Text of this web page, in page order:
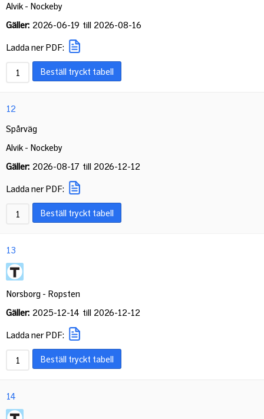
Alvik - Nockeby
Gäller: 2026-06-19 till 2026-08-16
Ladda ner PDF:
Beställ tryckt tabell
12
Spårväg
Alvik - Nockeby
Gäller: 2026-08-17 till 2026-12-12
Ladda ner PDF:
Beställ tryckt tabell
13
Norsborg - Ropsten
Gäller: 2025-12-14 till 2026-12-12
Ladda ner PDF:
Beställ tryckt tabell
14